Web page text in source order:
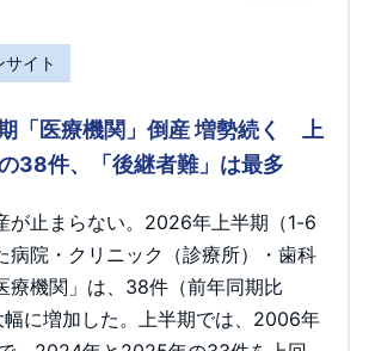
イト
「医療機関」倒産 増勢続く 上
38件、「後継者難」は最多
が止まらない。2026年上半期（1-6
病院・クリニック（診療所）・歯科
療機関」は、38件（前年同期比
幅に増加した。上半期では、2006年